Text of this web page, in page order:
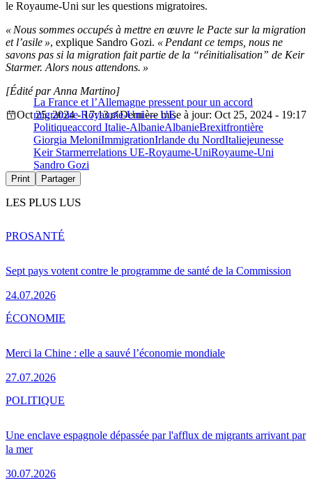
le Royaume-Uni sur les questions migratoires.
« Nous sommes occupés à mettre en œuvre le Pacte sur la migration
et l’asile », explique Sandro Gozi. « Pendant ce temps, nous ne
savons pas si la migration fait partie de la “réinitialisation” de Keir
Starmer. Alors nous attendons. »
La France et l’Allemagne pressent pour un accord
migratoire Royaume-Uni — UE
[Édité par Anna Martino]
Oct 25, 2024 - 17:13
Dernière mise à jour: Oct 25, 2024 - 19:17
Politiqueaccord Italie-AlbanieAlbanieBrexitfrontière
Giorgia MeloniImmigrationIrlande du NordItaliejeunesse
Keir Starmerrelations UE-Royaume-UniRoyaume-Uni
Sandro Gozi
Print Partager
LES PLUS LUS
Sept pays votent contre le programme de santé de la Commission
24.07.2026
PROSANTÉ
Merci la Chine : elle a sauvé l’économie mondiale
27.07.2026
ÉCONOMIE
Une enclave espagnole dépassée par l'afflux de migrants arrivant par
la mer
30.07.2026
POLITIQUE